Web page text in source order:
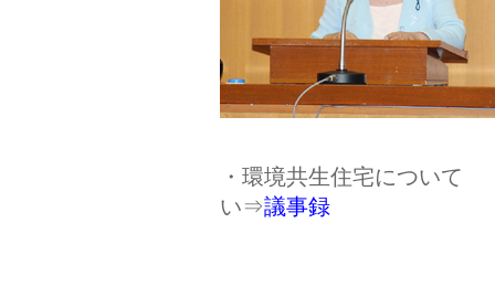
・環境共生住宅について
い⇒議事録